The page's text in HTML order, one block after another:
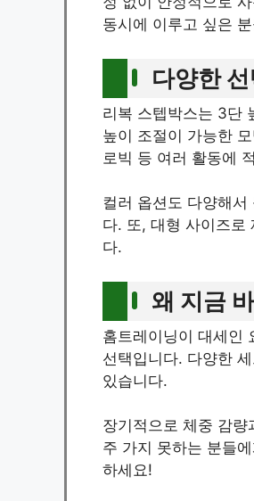
동시에 이루고 싶은
다양한
리복 스텝박스는 3단
높이 조절이 가능한
로빅 등 여러 활동에
컬러 옵션도 다양해
다. 또, 대형 사이즈로
다.
왜 지금
홈트레이닝이 대세인
선택입니다. 다양한
있습니다.
장기적으로 체중 감
주 가지 못하는 분들
하세요!